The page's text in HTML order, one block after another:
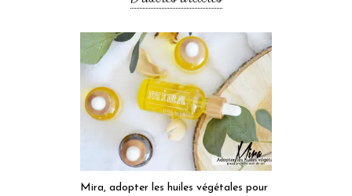
Mira, adopter les huiles végétales pour